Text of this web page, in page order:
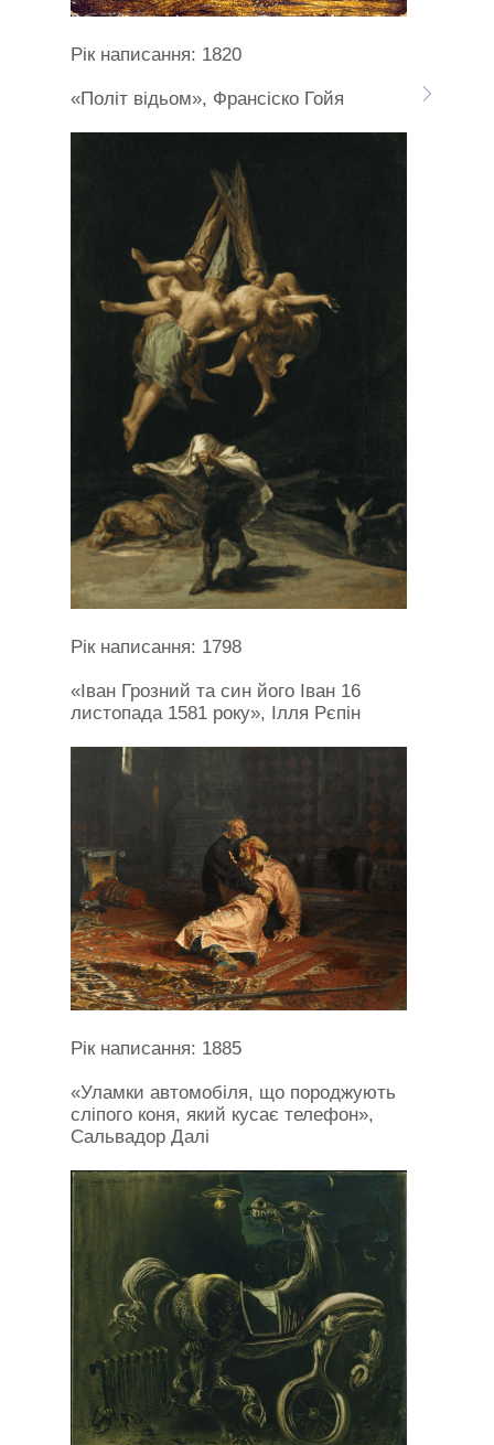
Рік написання: 1820
«Політ відьом», Франсіско Гойя
Рік написання: 1798
«Іван Грозний та син його Іван 16
листопада 1581 року», Ілля Рєпін
Рік написання: 1885
«Уламки автомобіля, що породжують
сліпого коня, який кусає телефон»,
Сальвадор Далі